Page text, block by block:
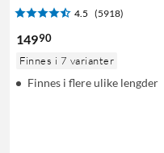
4.5 (5918)
14990
Finnes i 7 varianter
Finnes i flere ulike lengder